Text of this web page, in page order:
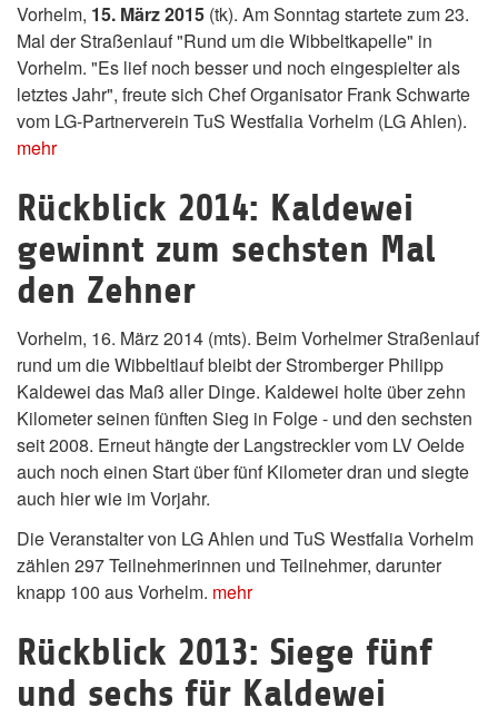
Vorhelm, 15. März 2015 (tk). Am Sonntag startete zum 23.
Mal der Straßenlauf "Rund um die Wibbeltkapelle" in
Vorhelm. "Es lief noch besser und noch eingespielter als
letztes Jahr", freute sich Chef Organisator Frank Schwarte
vom LG-Partnerverein TuS Westfalia Vorhelm (LG Ahlen).
mehr
Rückblick 2014: Kaldewei
gewinnt zum sechsten Mal
den Zehner
Vorhelm, 16. März 2014 (mts). Beim Vorhelmer Straßenlauf
rund um die Wibbeltlauf bleibt der Stromberger Philipp
Kaldewei das Maß aller Dinge. Kaldewei holte über zehn
Kilometer seinen fünften Sieg in Folge - und den sechsten
seit 2008. Erneut hängte der Langstreckler vom LV Oelde
auch noch einen Start über fünf Kilometer dran und siegte
auch hier wie im Vorjahr.
Die Veranstalter von LG Ahlen und TuS Westfalia Vorhelm
zählen 297 Teilnehmerinnen und Teilnehmer, darunter
knapp 100 aus Vorhelm. mehr
Rückblick 2013: Siege fünf
und sechs für Kaldewei